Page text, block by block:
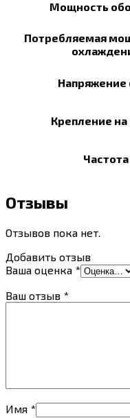
Мощность
Потребляемая
Напряжение
Крепление на
Частота
Отзывы
Отзывов пока нет.
Добавить отзыв
Ваша оценка *
Ваш отзыв *
Имя *